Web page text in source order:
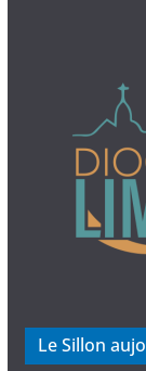
Le Sillon